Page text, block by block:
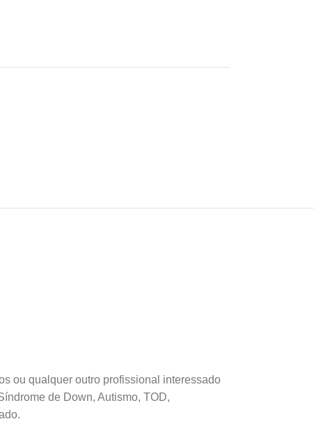
ou qualquer outro profissional interessado
de Down, Autismo, TOD,